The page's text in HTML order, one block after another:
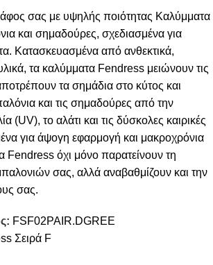
σας με υψηλής ποιότητας Καλύμματα
και σημαδούρες, σχεδιασμένα για
Κατασκευασμένα από ανθεκτικά,
τα καλύμματα Fendress μειώνουν τις
τα σημάδια στο κύτος και
και τις σημαδούρες από την
(UV), το αλάτι και τις δύσκολες καιρικές
για άψογη εφαρμογή και μακροχρόνια
Fendress όχι μόνο παρατείνουν τη
σας, αλλά αναβαθμίζουν και την
σας.
FSF02PAIR.DGREE
Σειρά F